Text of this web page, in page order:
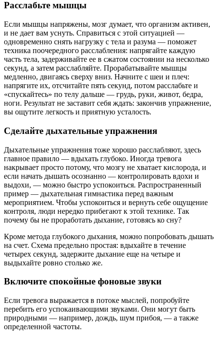
Расслабьте мышцы
Если мышцы напряжены, мозг думает, что организм активен,
и не дает вам уснуть. Справиться с этой ситуацией —
одновременно снять нагрузку с тела и разума — поможет
техника поочередного расслабления: напрягайте каждую
часть тела, задерживайте ее в сжатом состоянии на несколько
секунд, а затем расслабляйте. Прорабатывайте мышцы
медленно, двигаясь сверху вниз. Начните с шеи и плеч:
напрягите их, отсчитайте пять секунд, потом расслабьте и
«спускайтесь» по телу дальше — грудь, руки, живот, бедра,
ноги. Результат не заставит себя ждать: закончив упражнение,
вы ощутите легкость и приятную усталость.
Сделайте дыхательные упражнения
Дыхательные упражнения тоже хорошо расслабляют, здесь
главное правило — вдыхать глубоко. Иногда тревога
накрывает просто потому, что мозгу не хватает кислорода, и
если начать дышать осознанно — контролировать вдохи и
выдохи, — можно быстро успокоиться. Распространенный
пример — дыхательная гимнастика перед важным
мероприятием. Чтобы успокоиться и вернуть себе ощущение
контроля, люди нередко прибегают к этой технике. Так
почему бы не проработать дыхание, готовясь ко сну?
Кроме метода глубокого дыхания, можно попробовать дышать
на счет. Схема предельно простая: вдыхайте в течение
четырех секунд, задержите дыхание еще на четыре и
выдыхайте ровно столько же.
Включите спокойные фоновые звуки
Если тревога выражается в потоке мыслей, попробуйте
перебить его успокаивающими звуками. Они могут быть
природными — например, дождь, шум прибоя, — а также
определенной частоты.